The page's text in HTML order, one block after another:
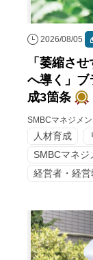
2026/08/05
「萎縮さ
へ導く」ブ
成3箇条
SMBCマネジメ
人材育成
SMBCマネジ
経営者・経